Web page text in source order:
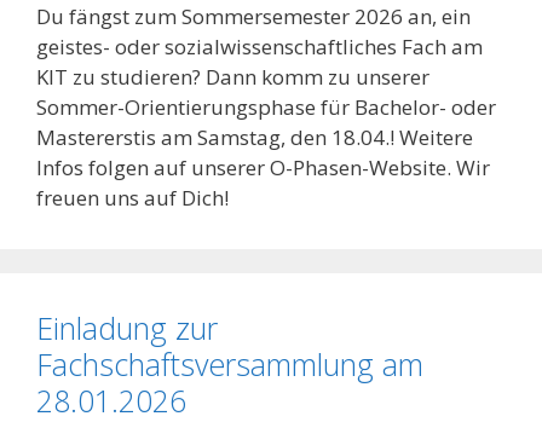
Du fängst zum Sommersemester 2026 an, ein
geistes- oder sozialwissenschaftliches Fach am
KIT zu studieren? Dann komm zu unserer
Sommer-Orientierungsphase für Bachelor- oder
Mastererstis am Samstag, den 18.04.! Weitere
Infos folgen auf unserer O-Phasen-Website. Wir
freuen uns auf Dich!
Einladung zur
Fachschaftsversammlung am
28.01.2026